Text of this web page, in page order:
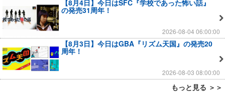
【8月4日】今日はSFC『学校であった怖い話』
の発売31周年！
2026-08-04 06:00:00
【8月3日】今日はGBA『リズム天国』の発売20
周年！
2026-08-03 08:00:00
もっと見る ＞＞